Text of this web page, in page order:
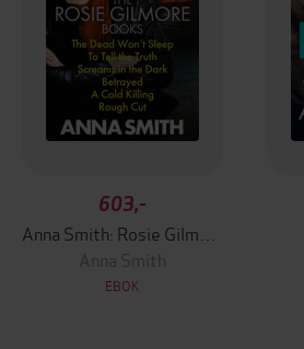
603,-
Anna Smith
EBOK